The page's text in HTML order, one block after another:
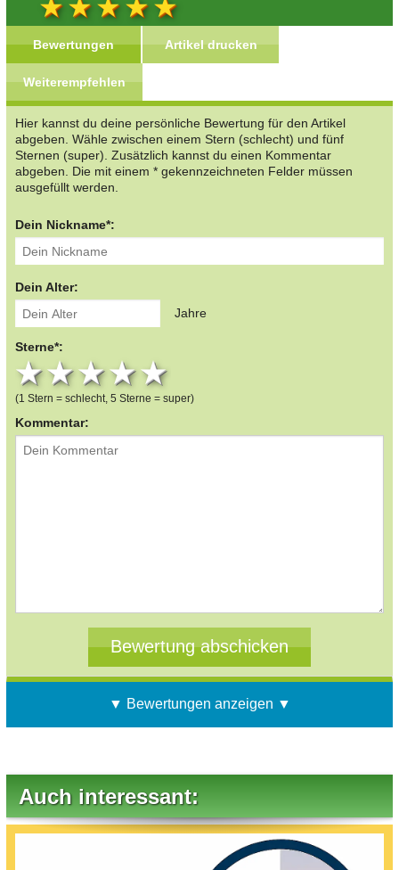
Bewertungen Artikel drucken
Weiterempfehlen
Hier kannst du deine persönliche Bewertung für den Artikel
abgeben. Wähle zwischen einem Stern (schlecht) und fünf
Sternen (super). Zusätzlich kannst du einen Kommentar
abgeben. Die mit einem * gekennzeichneten Felder müssen
ausgefüllt werden.
Dein Nickname*:
Dein Alter:
Jahre
Sterne*:
4 stars
3 stars
2 stars
1 star
(1 Stern = schlecht, 5 Sterne = super)
Kommentar:
▼ Bewertungen anzeigen ▼
Auch interessant: